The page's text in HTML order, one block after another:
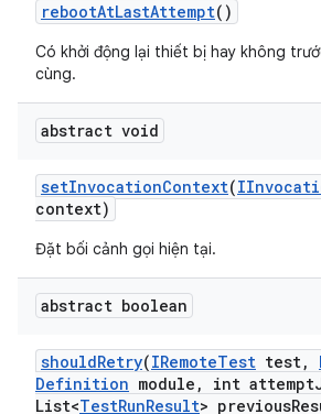
rebootAtLastAttempt()
Có khởi động lại thiết bị hay không
cùng.
abstract void
setInvocationContext(
context)
Đặt bối cảnh gọi hiện tại.
abstract boolean
shouldRetry(IRemoteTest test,
Definition module , int attempt
List<TestRunResult> previous